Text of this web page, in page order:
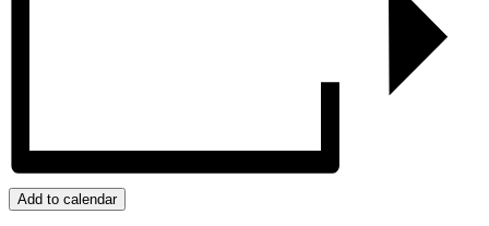
Add to calendar